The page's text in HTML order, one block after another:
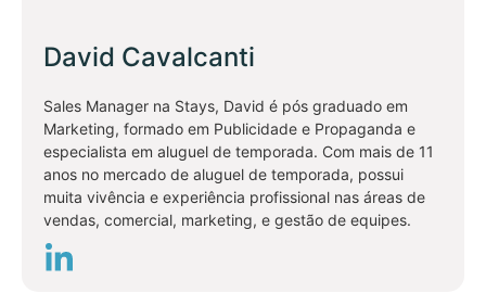
David Cavalcanti
Sales Manager na Stays, David é pós graduado em
Marketing, formado em Publicidade e Propaganda e
especialista em aluguel de temporada. Com mais de 11
anos no mercado de aluguel de temporada, possui
muita vivência e experiência profissional nas áreas de
vendas, comercial, marketing, e gestão de equipes.